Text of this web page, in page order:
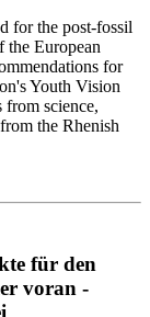
for the post-fossil
the European
for
Youth Vision
science,
the Rhenish
für den
voran -